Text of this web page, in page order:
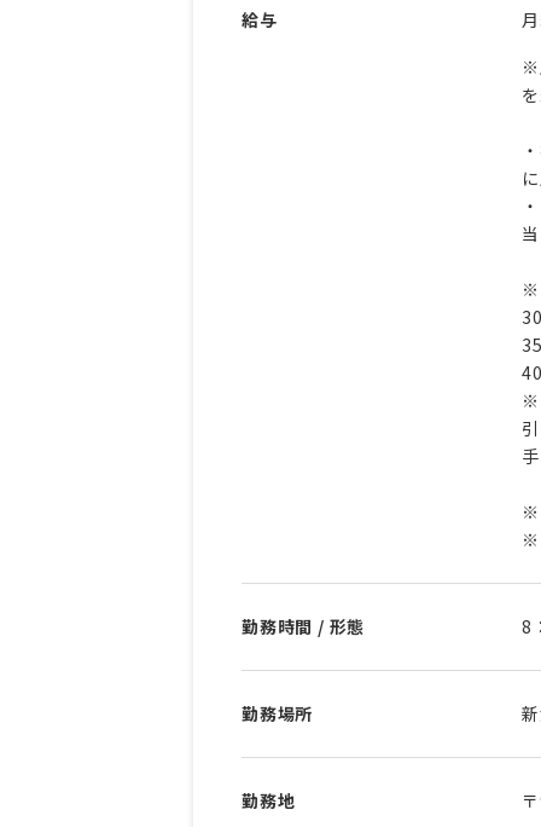
給与
※
※
※
※
勤務時間 / 形態 8
勤務場所
勤務地